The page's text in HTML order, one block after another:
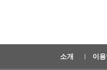
소개 이